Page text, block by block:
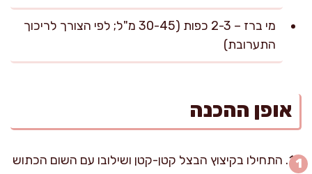
מי ברז – 2-3 כפות (30-45 מ"ל; לפי הצורך לריכוך
התערובת)
אופן ההכנה
התחילו בקיצוץ הבצל קטן-קטן ושילובו עם השום הכתוש